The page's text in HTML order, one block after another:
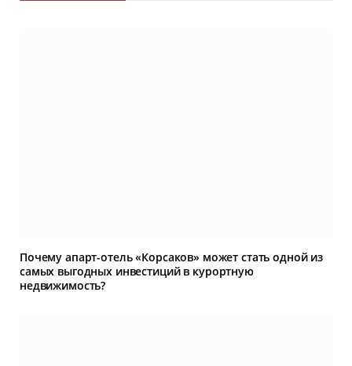
Почему апарт-отель «Корсаков» может стать одной из
самых выгодных инвестиций в курортную
недвижимость?